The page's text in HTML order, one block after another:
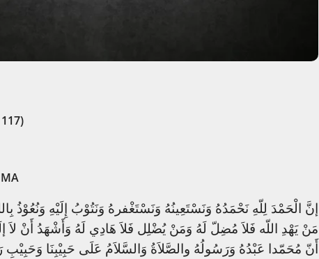
إنَّ الْحَمْدَ لِلّهِ نَحْمَدُهُ وَنَسْتَعِينُهُ وَنَسْتَغْفرهُ وَنَتُوْبُ إِلَيْهِ وَنُعُوْذُ
مَنْ يَهْدِ اللّه فَلاَ مُضِلّ لَهُ وَمَنْ يُضْلِل فَلاَ هَادِي لَهُ وَأَشْهَدُ أَنْ لاَ
أَنّ مُحَمّدا عَبْدُهُ وَرَسُولُهُ والصَّلاَةُ وَالسَّلاَمُ عَلَى حَبِيْبِنَا وَحَبِيْبِ